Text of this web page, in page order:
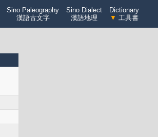
Sino Paleography
漢語古文字
Sino Dialect
漢語地理
Dictionary
▼ 工具書